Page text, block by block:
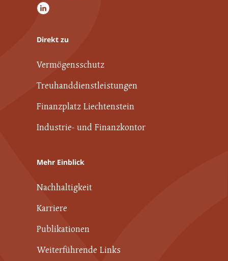
Direkt zu
Vermögensschutz
Treuhanddienstleistungen
Finanzplatz Liechtenstein
Industrie- und Finanzkontor
Mehr Einblick
Nachhaltigkeit
Karriere
Publikationen
Weiterführende Links